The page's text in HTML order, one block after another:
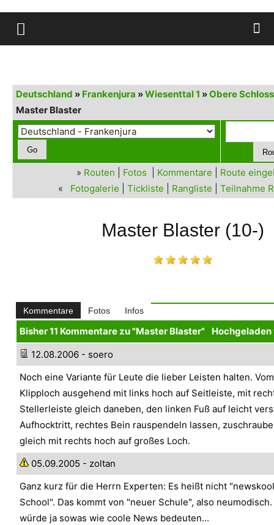
Deutschland » Frankenjura »Wiesenttal 1 »Obere
Master Blaster
» Routen Fotos Kommentare
Route
« Fotogalerie Tickliste Rangliste Teilnahme
Master Blaster (10-)
Kommentare Fotos Infos
Bisher 11 Kommentare zu "Master Blaster"
12.08.2006 - soero
Noch eine Variante für Leute die lieber Leisten halten.
Klipploch ausgehend mit links hoch auf Seitleiste, mit
Stellerleiste gleich daneben, den linken Fuß auf leicht
Aufhocktritt, rechtes Bein rauspendeln lassen,
gleich mit rechts hoch auf großes Loch.
05.09.2005 - zoltan
Ganz kurz für die Herrn Experten: Es heißt nicht
School". Das kommt von "neuer Schule", also
würde ja sowas wie coole News bedeuten...